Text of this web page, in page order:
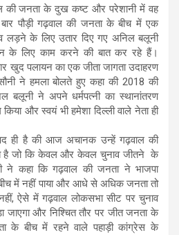
की जनता के दुख कष्ट और परेशानी में वह
बार पौड़ी गढ़वाल की जनता के बीच में एक
लड़ने के लिए उतार दिए गए अनिल बलूनी
के लिए काम करने की बात कर रहे हैं।
खुद पलायन का एक जीता जागता उदाहरण
ने हमला बोलते हुए कहा की 2018 की
बलूनी ने अपने धर्मपत्नी का स्थानांतरण
किया और स्वयं भी हमेशा दिल्ली वाले नेता ही
ही है की आज अचानक उन्हें गढ़वाल की
है जो कि केवल और केवल चुनाव जीतने के
ने कहा कि गढ़वाल की जनता ने भाजपा
में नहीं पाया और आधे से अधिक जनता तो
ऐसे में गढ़वाल लोकसभा सीट पर चुनाव
जाएगा और निश्चित तौर पर जीत जनता के
के बीच में रहने वाले पहाड़ी कांग्रेस के